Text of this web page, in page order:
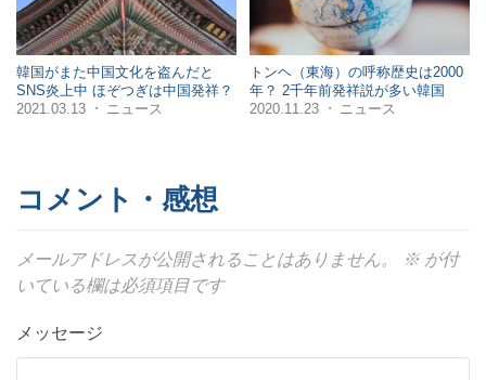
韓国がまた中国文化を盗んだと
SNS炎上中 ほぞつぎは中国発祥？
2021.03.13
・ ニュース
トンヘ（東海）の呼称歴史は2000
年？ 2千年前発祥説が多い韓国
2020.11.23
・ ニュース
コメント・感想
メールアドレスが公開されることはありません。 ※ が付
いている欄は必須項目です
メッセージ